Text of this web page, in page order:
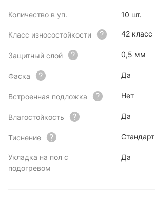
Количество в уп. 10 шт.
Класс износостойкости 42 класс
Защитный слой 0,5 мм
Фаска Да
Встроенная подложка Нет
Влагостойкость Да
Тиснение Стандарт
Укладка на пол с
подогревом
Да